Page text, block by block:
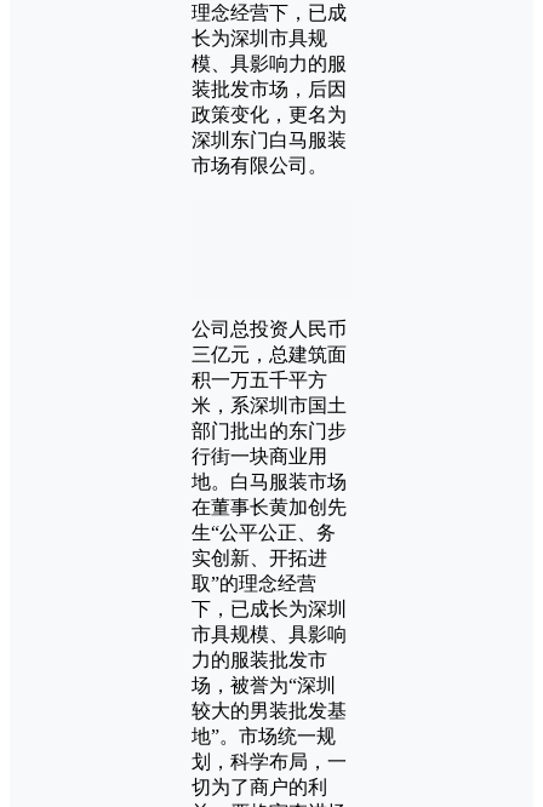
理念经营下，已成
长为深圳市具规
模、具影响力的服
装批发市场，后因
政策变化，更名为
深圳东门白马服装
市场有限公司。
公司总投资人民币
三亿元，总建筑面
积一万五千平方
米，系深圳市国土
部门批出的东门步
行街一块商业用
地。白马服装市场
在董事长黄加创先
生“公平公正、务
实创新、开拓进
取”的理念经营
下，已成长为深圳
市具规模、具影响
力的服装批发市
场，被誉为“深圳
较大的男装批发基
地”。市场统一规
划，科学布局，一
切为了商户的利